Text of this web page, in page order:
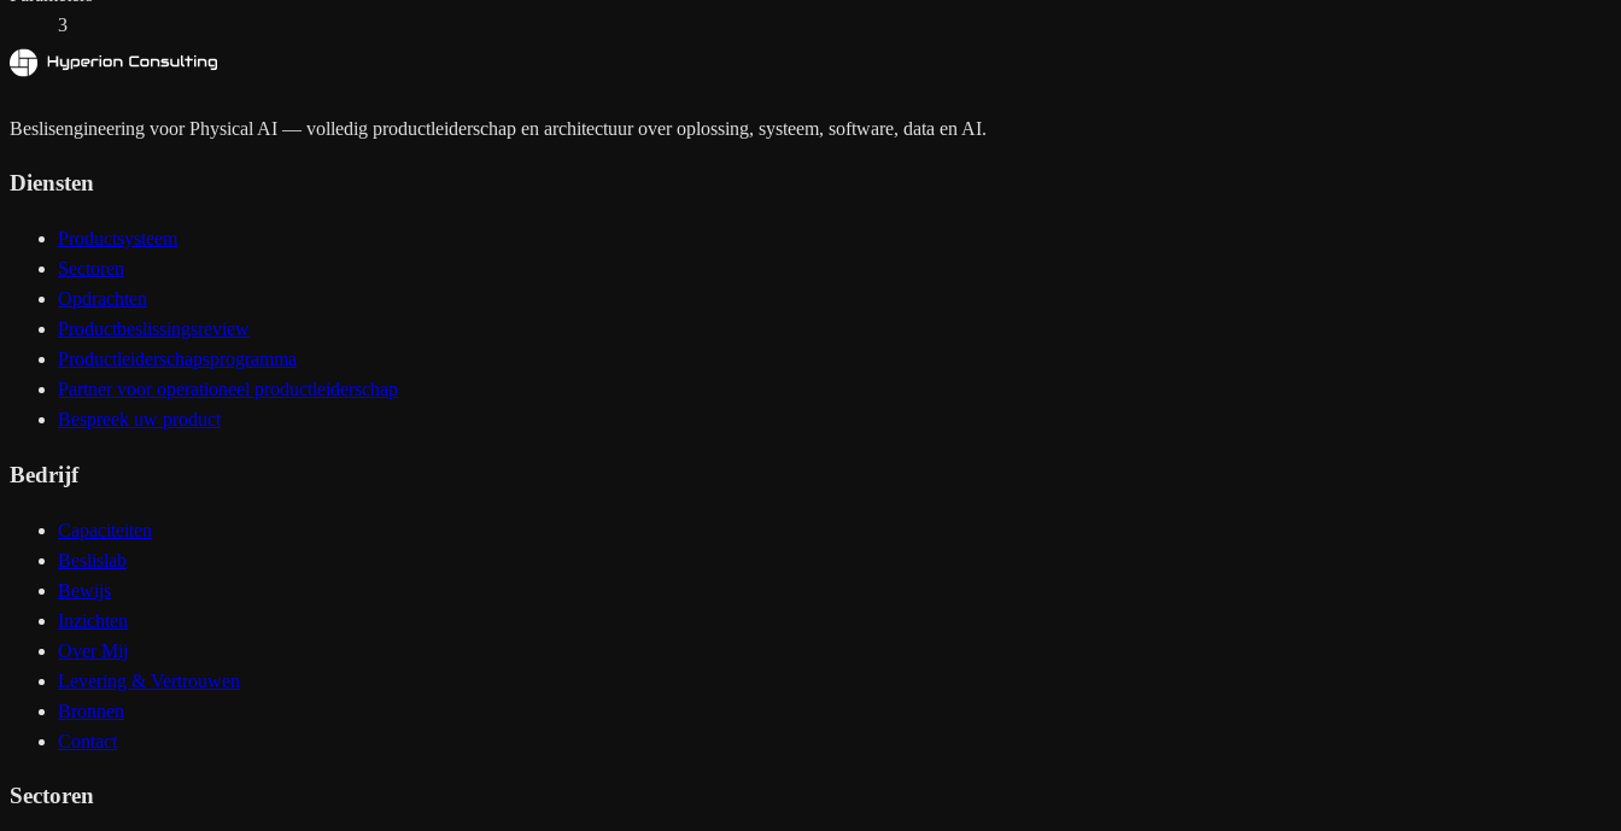
3
Beslisengineering voor Physical AI — volledig productleiderschap en architectuur over oplossing, systeem, software, data en AI.
Diensten
Productsysteem
Sectoren
Opdrachten
Productbeslissingsreview
Productleiderschapsprogramma
Partner voor operationeel productleiderschap
Bespreek uw product
Bedrijf
Capaciteiten
Beslislab
Bewijs
Inzichten
Over Mij
Levering & Vertrouwen
Bronnen
Contact
Sectoren